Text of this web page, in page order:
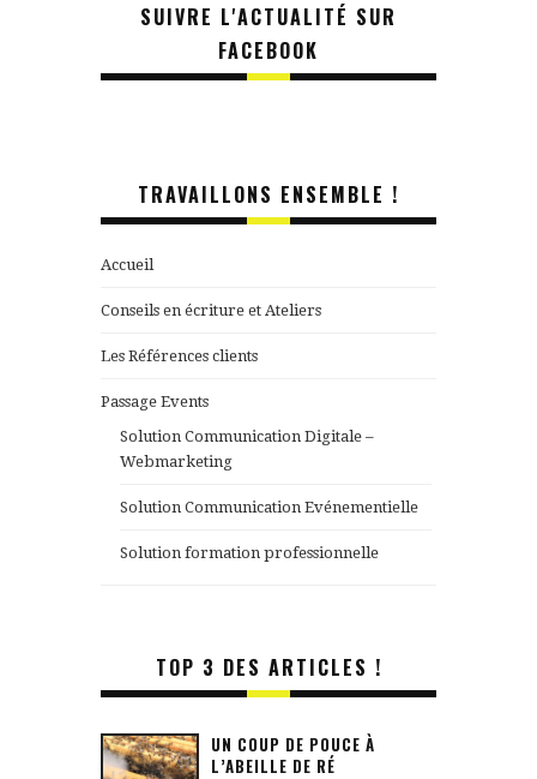
SUIVRE L'ACTUALITÉ SUR
FACEBOOK
TRAVAILLONS ENSEMBLE !
Accueil
Conseils en écriture et Ateliers
Les Références clients
Passage Events
Solution Communication Digitale –
Webmarketing
Solution Communication Evénementielle
Solution formation professionnelle
TOP 3 DES ARTICLES !
UN COUP DE POUCE À
L’ABEILLE DE RÉ